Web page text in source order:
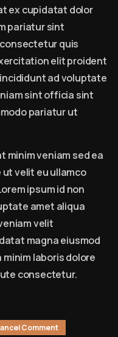
ex cupidatat dolor
pariatur sint
quis
elit proident
ad voluptate
sint officia sint
pariatur ut
minim veniam sed ea
velit eu ullamco
ipsum id non
amet aliqua
velit
magna eiusmod
laboris dolore
consectetur.
Comment